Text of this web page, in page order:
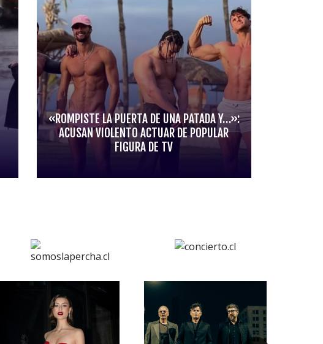
«ROMPISTE LA PUERTA DE UNA PATADA Y…»:
ACUSAN VIOLENTO ACTUAR DE POPULAR
FIGURA DE TV